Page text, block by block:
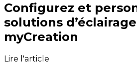
Configurez et
solutions
myCreation
Lire l'article